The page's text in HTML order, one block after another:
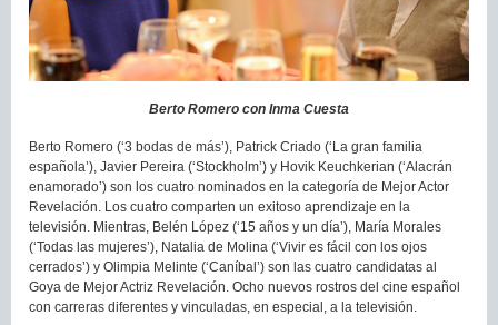
Berto Romero con Inma Cuesta
Berto Romero (‘3 bodas de más’), Patrick Criado (‘La gran familia
española’), Javier Pereira (‘Stockholm’) y Hovik Keuchkerian (‘Alacrán
enamorado’) son los cuatro nominados en la categoría de Mejor Actor
Revelación. Los cuatro comparten un exitoso aprendizaje en la
televisión. Mientras, Belén López (‘15 años y un día’), María Morales
(‘Todas las mujeres’), Natalia de Molina (‘Vivir es fácil con los ojos
cerrados’) y Olimpia Melinte (‘Caníbal’) son las cuatro candidatas al
Goya de Mejor Actriz Revelación. Ocho nuevos rostros del cine español
con carreras diferentes y vinculadas, en especial, a la televisión.